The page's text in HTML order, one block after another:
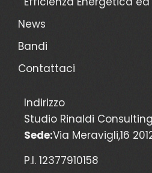
News
Bandi
Contattaci
Indirizzo
Studio Rinaldi
Sede:Via Meravigli,16
P.I. 12377910158